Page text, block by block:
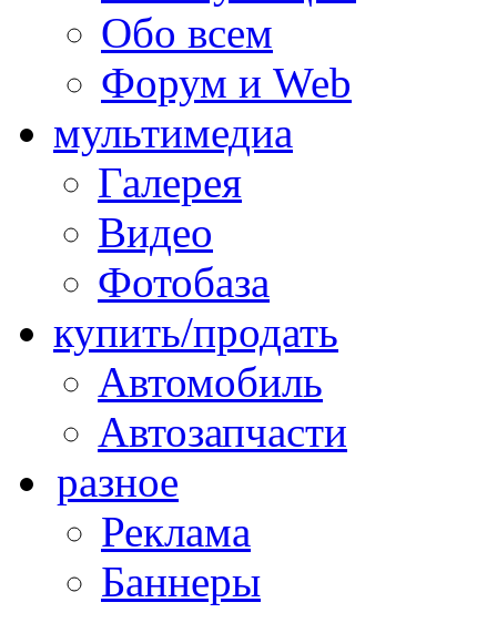
Обо всем
Форум и Web
мультимедиа
Галерея
Видео
Фотобаза
купить/продать
Автомобиль
Автозапчасти
разное
Реклама
Баннеры